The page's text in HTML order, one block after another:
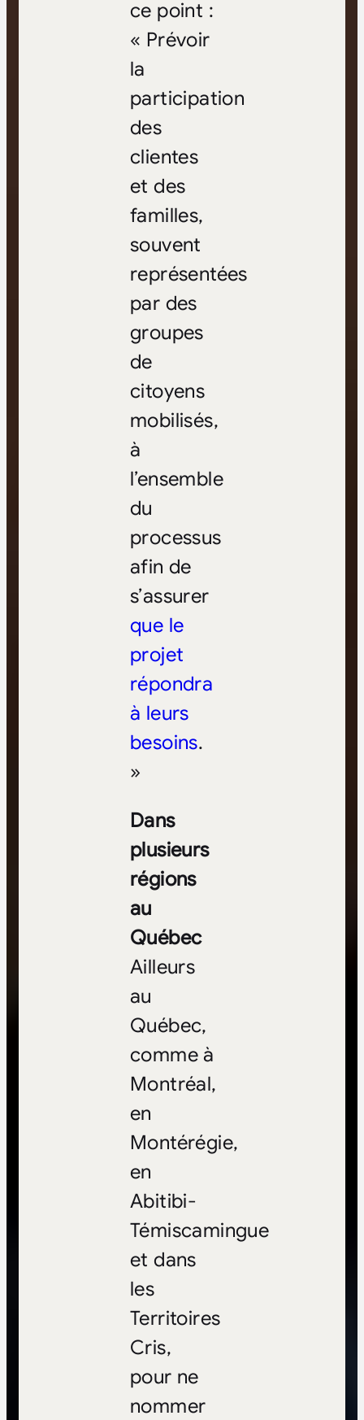
ce point :
« Prévoir
la
participation
des
clientes
et des
familles,
souvent
représentées
par des
groupes
de
citoyens
mobilisés,
à
l’ensemble
du
processus
afin de
s’assurer
que le
projet
répondra
à leurs
besoins.
»
Dans
plusieurs
régions
au
Québec
Ailleurs
au
Québec,
comme à
Montréal,
en
Montérégie,
en
Abitibi-
Témiscamingue
et dans
les
Territoires
Cris,
pour ne
nommer